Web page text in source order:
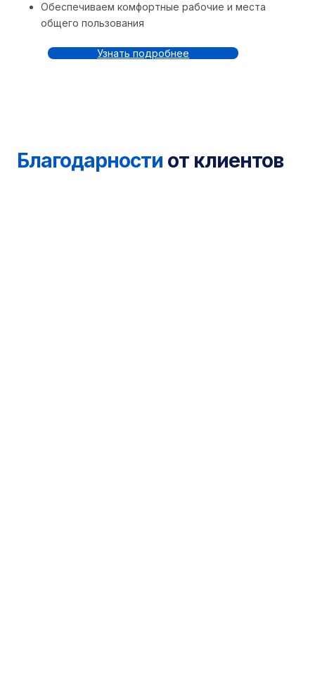
Обеспечиваем комфортные рабочие и места
общего пользования
Узнать подробнее
Благодарности от клиентов